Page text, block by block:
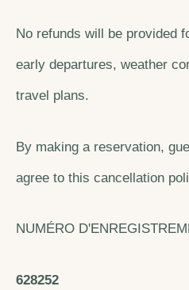
No refunds will be provided
early departures, weather
travel plans.
By making a reservation,
agree to this cancellation
NUMÉRO
628252